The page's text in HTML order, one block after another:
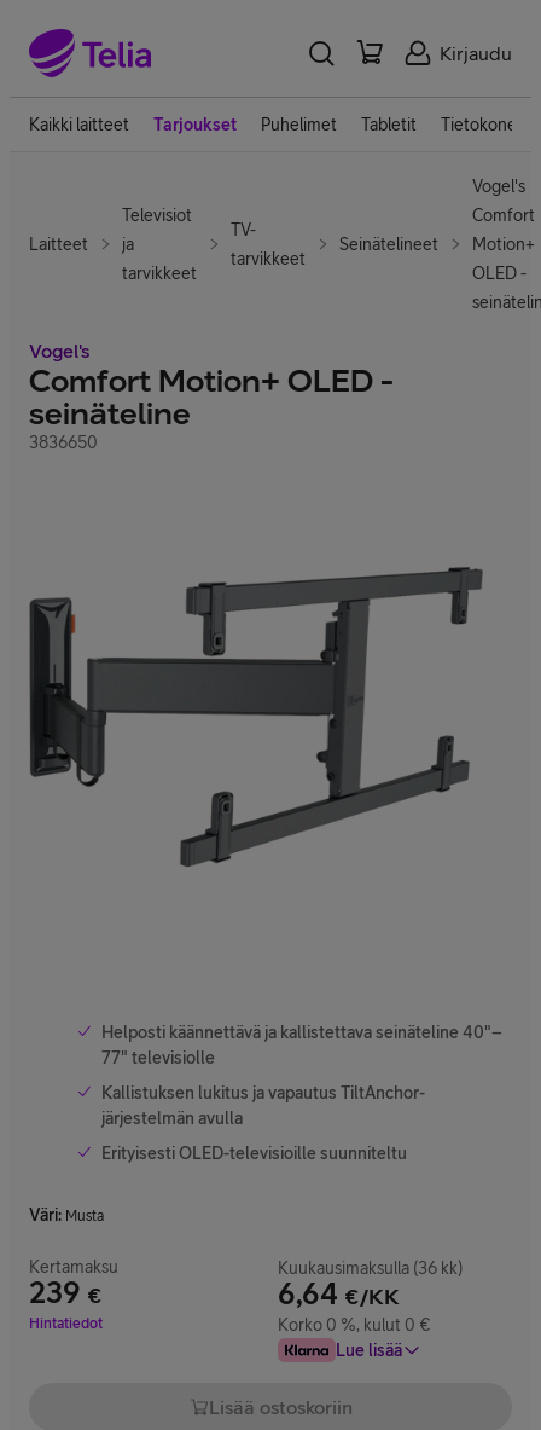
Kirjaudu
Kaikki laitteet Tarjoukset Puhelimet Tabletit Tietokoneet
Laitteet
Televisiot
ja
tarvikkeet
TV-
tarvikkeet
Seinätelineet
Vogel's
Comfort
Motion+
OLED -
Vogel's
Comfort Motion+ OLED -
seinäteline
3836650
Helposti käännettävä ja kallistettava seinäteline 40"–
77" televisiolle
Kallistuksen lukitus ja vapautus TiltAnchor-
järjestelmän avulla
Erityisesti OLED-televisioille suunniteltu
Väri: Musta
Kertamaksu
239 €
Hinta 239 €
Hintatiedot
Kuukausimaksulla (36 kk)
6,64 €/KK
Korko 0 %, kulut 0 €
Lue lisää
Lisää ostoskoriin